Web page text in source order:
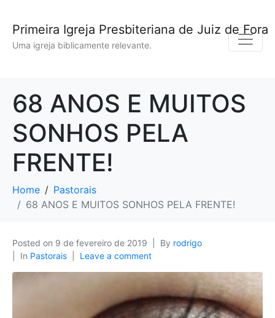
Primeira Igreja Presbiteriana de Juiz de Fora
Uma igreja biblicamente relevante.
68 ANOS E MUITOS
SONHOS PELA
FRENTE!
Home
Pastorais
68 ANOS E MUITOS SONHOS PELA FRENTE!
Posted on 9 de fevereiro de 2019 By rodrigo
In Pastorais Leave a comment